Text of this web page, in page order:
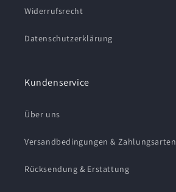
Widerrufsrecht
Datenschutzerklärung
Kundenservice
Über uns
Versandbedingungen & Zahlungsarten
Rücksendung & Erstattung